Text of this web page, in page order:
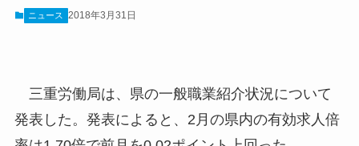
ニュース 2018年3月31日
三重労働局は、県の一般職業紹介状況について
発表した。発表によると、2月の県内の有効求人倍